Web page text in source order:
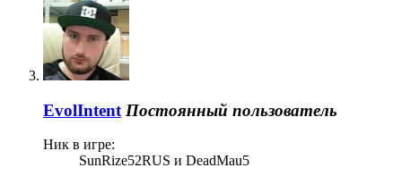
EvolIntent Постоянный пользователь
Ник в игре:
SunRize52RUS и DeadMau5